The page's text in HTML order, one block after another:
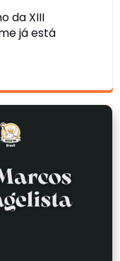
da XIII
já está